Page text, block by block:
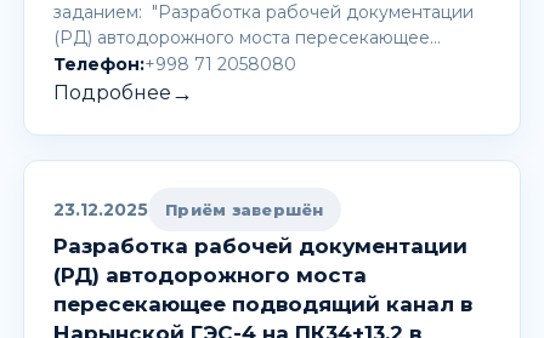
заданием: "Разработка рабочей документации
(РД) автодорожного моста пересекающее…
Телефон:+998 71 2058080
Подробнее →
23.12.2025 Приём завершён
Разработка рабочей документации
(РД) автодорожного моста
пересекающее подводящий канал в
Нарынской ГЭС-4 на ПК34+13,2 в